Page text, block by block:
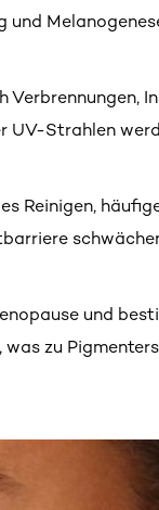
Strahlen
Reinigen,
und
zu